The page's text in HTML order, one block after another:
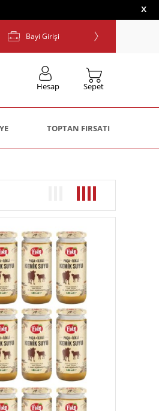
x
Bayi Girişi
Hesap Sepet
TOPTAN FIRSATI